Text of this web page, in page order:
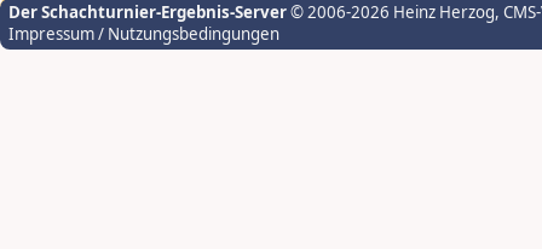
Der Schachturnier-Ergebnis-Server© 2006-2026 Heinz Herzog,
Impressum / Nutzungsbedingungen